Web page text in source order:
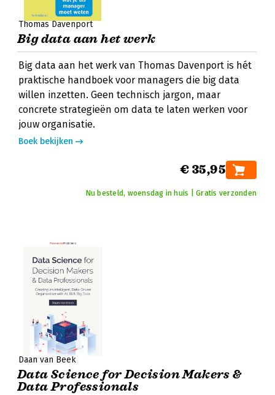
Thomas Davenport
Big data aan het werk
Big data aan het werk van Thomas Davenport is hét
praktische handboek voor managers die big data
willen inzetten. Geen technisch jargon, maar
concrete strategieën om data te laten werken voor
jouw organisatie.
Boek bekijken
€ 35,95
Nu besteld, woensdag in huis | Gratis verzonden
Daan van Beek
Data Science for Decision Makers &
Data Professionals